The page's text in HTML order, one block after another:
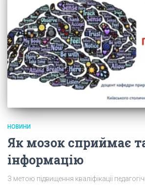
НОВИНИ
Як мозок сприймає
інформацію
З метою підвищення кваліфікації